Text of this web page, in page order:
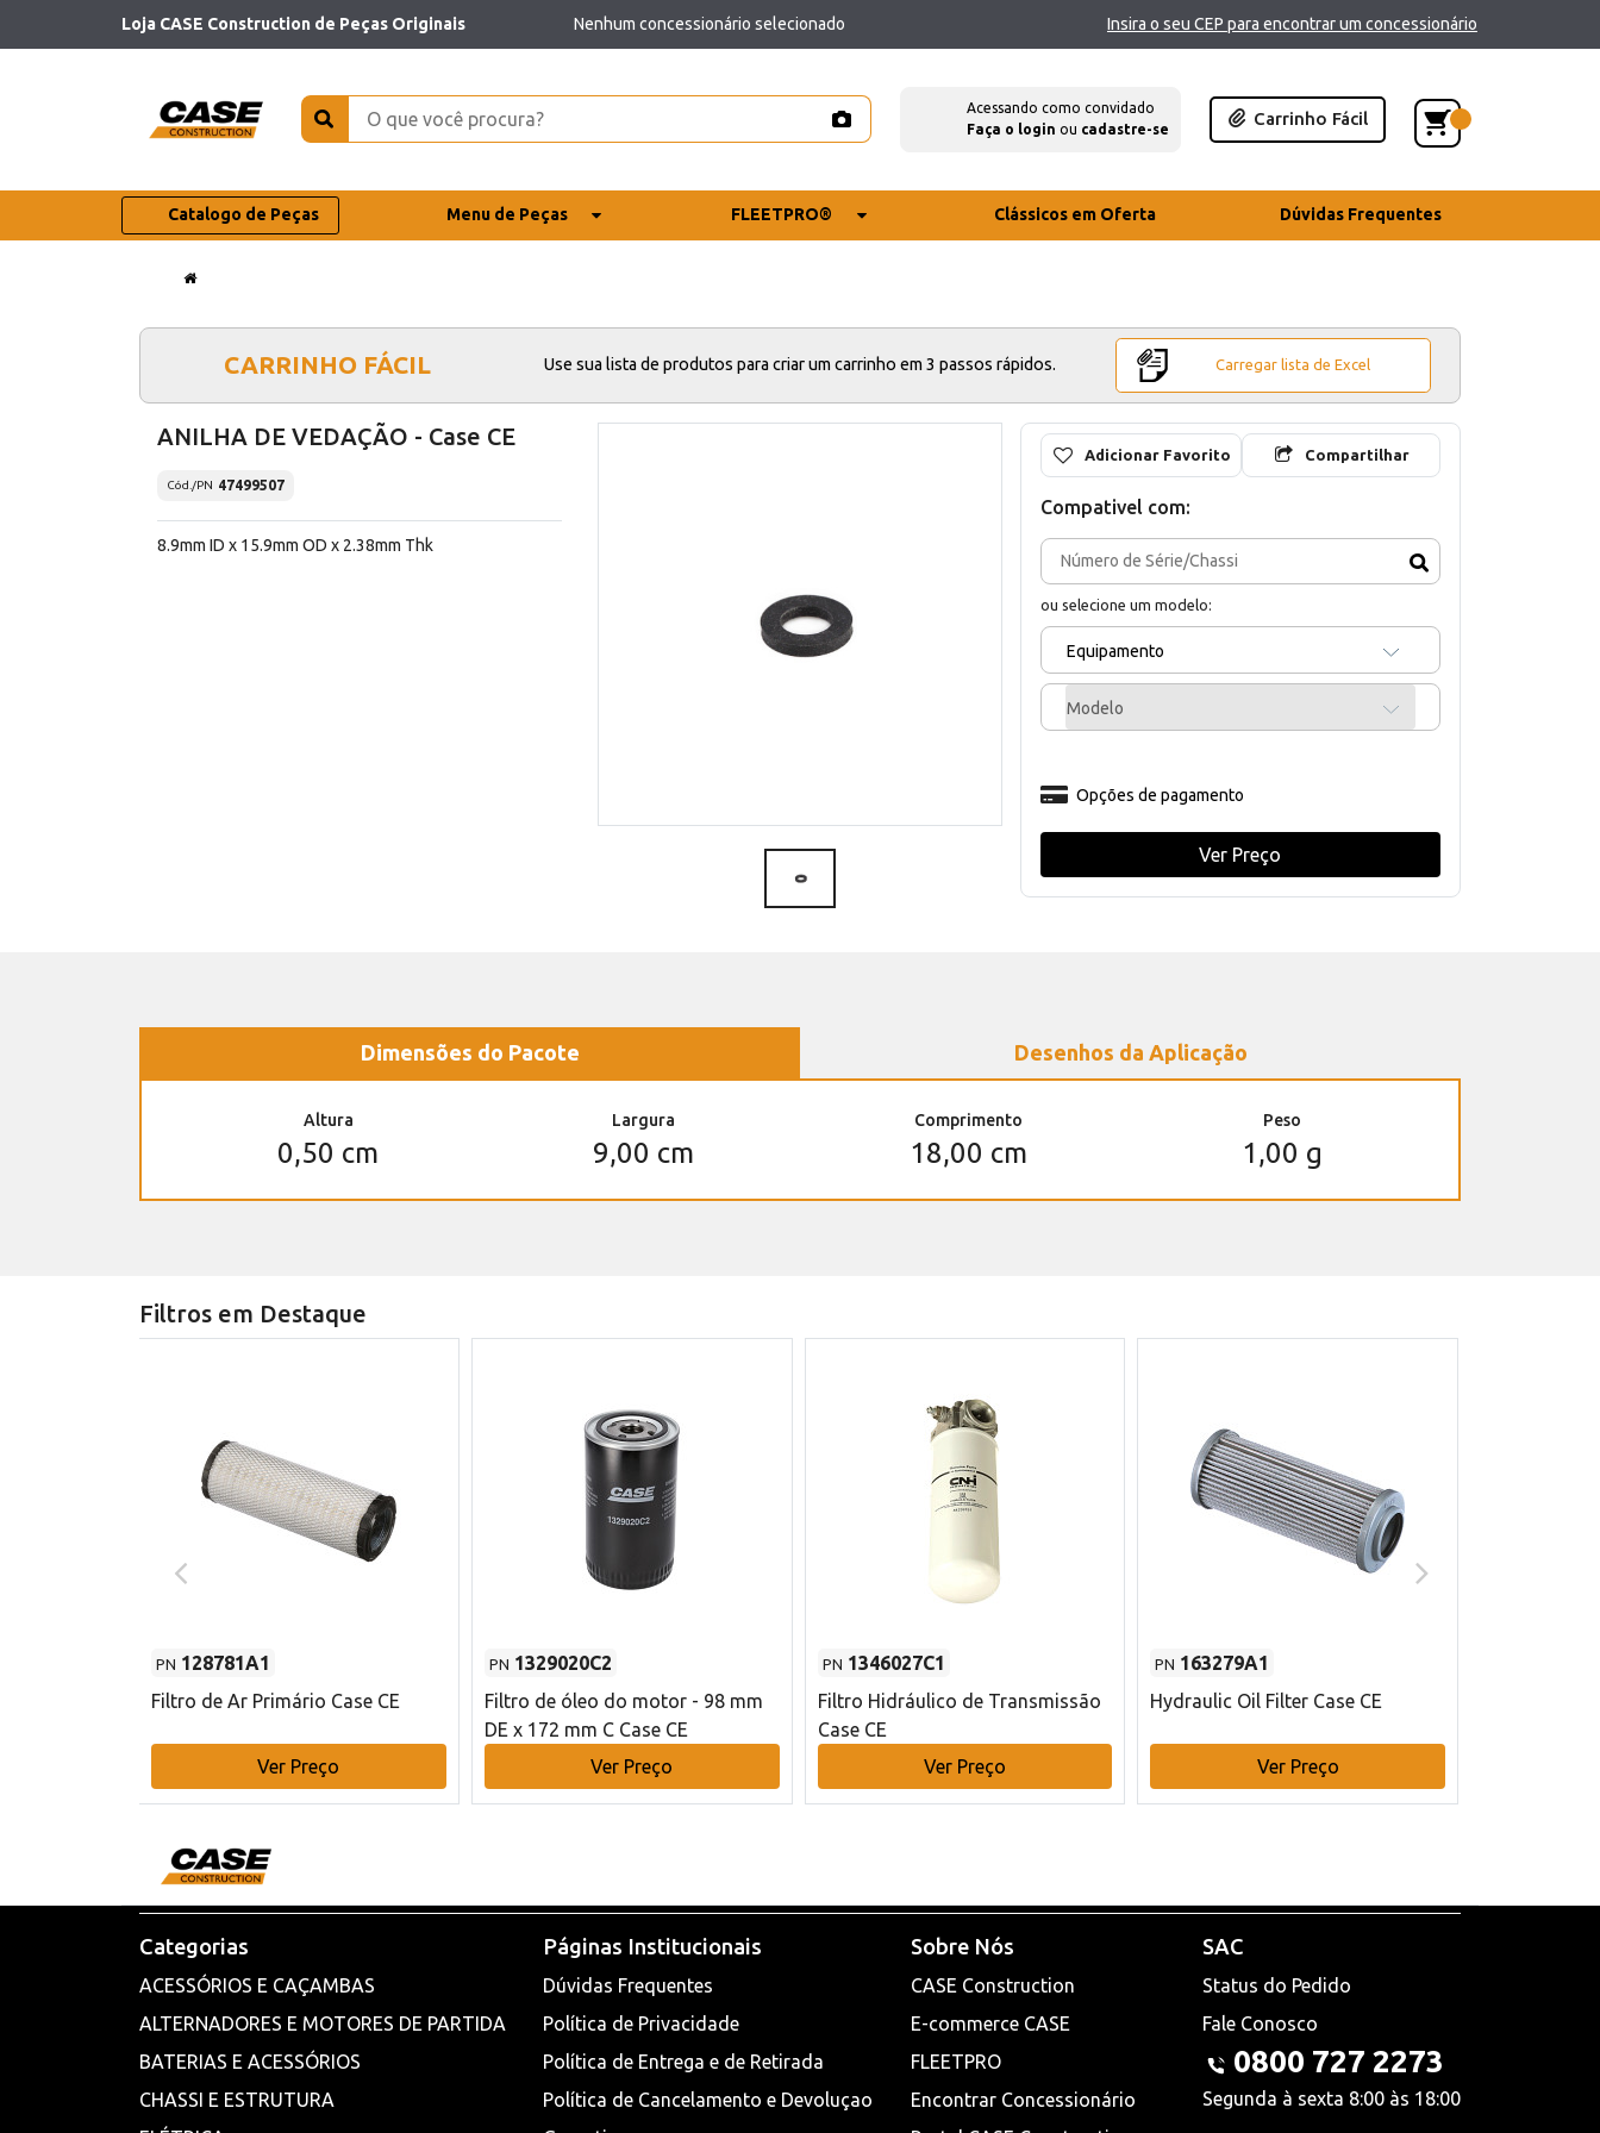
Loja CASE Construction de Peças Originais Nenhum concessionário selecionado Insira o seu CEP para encontrar um concessionário
Acessando como convidado
Faça o login ou cadastre-se
Carrinho Fácil
Catalogo de Peças Menu de Peças FLEETPRO® Clássicos em Oferta Dúvidas Frequentes
CARRINHO FÁCIL Use sua lista de produtos para criar um carrinho em 3 passos rápidos. Carregar lista de Excel
ANILHA DE VEDAÇÃO - Case CE
Cód./PN 47499507
8.9mm ID x 15.9mm OD x 2.38mm Thk
Adicionar Favorito Compartilhar
Compativel com:
ou selecione um modelo:
Equipamento
Modelo
Opções de pagamento
Ver Preço
Dimensões do Pacote Desenhos da Aplicação
Altura
0,50 cm
Largura
9,00 cm
Comprimento
18,00 cm
Peso
1,00 g
Filtros em Destaque
PN 128781A1
Filtro de Ar Primário Case CE
Ver Preço
PN 1329020C2
Filtro de óleo do motor - 98 mm
DE x 172 mm C Case CE
Ver Preço
PN 1346027C1
Filtro Hidráulico de Transmissão
Case CE
Ver Preço
PN 163279A1
Hydraulic Oil Filter Case CE
Ver Preço
Categorias
ACESSÓRIOS E CAÇAMBAS
ALTERNADORES E MOTORES DE PARTIDA
BATERIAS E ACESSÓRIOS
CHASSI E ESTRUTURA
Páginas Institucionais
Dúvidas Frequentes
Política de Privacidade
Política de Entrega e de Retirada
Política de Cancelamento e Devoluçao
Sobre Nós
CASE Construction
E-commerce CASE
FLEETPRO
Encontrar Concessionário
SAC
Status do Pedido
Fale Conosco
0800 727 2273
Segunda à sexta 8:00 às 18:00